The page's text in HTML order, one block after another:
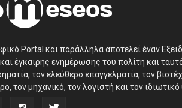
Portal και παράλληλα αποτελεί έναν
έγκαιρης ενημέρωσης του πολίτη και
τον ελεύθερο επαγγελματία, τον
τον μηχανικό, τον λογιστή και τον